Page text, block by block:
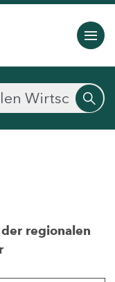
regionalen